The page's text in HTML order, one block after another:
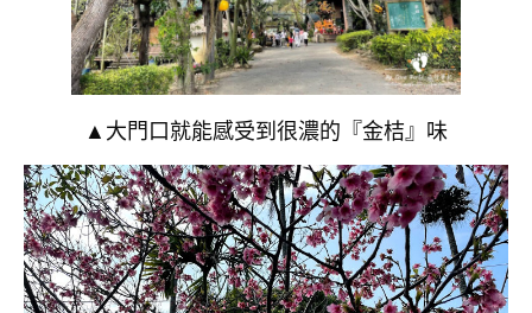
▲大門口就能感受到很濃的『金桔』味